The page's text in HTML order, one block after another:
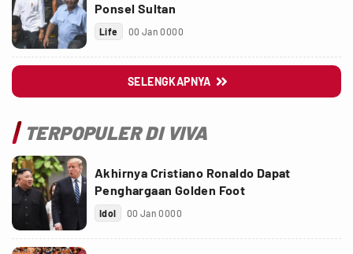
Ponsel Sultan
Life 00 Jan 0000
SELENGKAPNYA 
TERPOPULER DI VIVA
Akhirnya Cristiano Ronaldo Dapat
Penghargaan Golden Foot
Idol 00 Jan 0000